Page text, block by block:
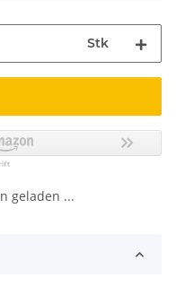
Stk
geladen ...